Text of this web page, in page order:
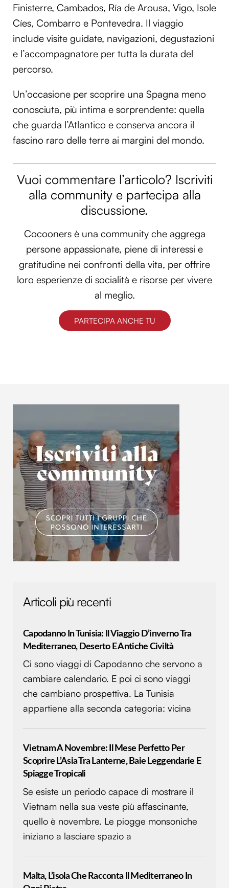
Utilizziamo i cookie per personalizzare contenuti ed
annunci, per fornire funzionalità dei social media e per
analizzare il nostro traffico. Condividiamo inoltre
informazioni sul modo in cui utilizzi il nostro sito con i
nostri partner che si occupano di analisi dei dati web,
pubblicità e social media, i quali potrebbero combinarle
raccolto dal tuo utilizzo dei loro servizi.
Finisterre, Cambados, Ría de Arousa, Vigo, Isole
Cíes, Combarro e Pontevedra. Il viaggio
include visite guidate, navigazioni, degustazioni
e l’accompagnatore per tutta la durata del
percorso.
Un’occasione per scoprire una Spagna meno
conosciuta, più intima e sorprendente: quella
che guarda l’Atlantico e conserva ancora il
fascino raro delle terre ai margini del mondo.
Vuoi commentare l’articolo? Iscriviti
alla community e partecipa alla
discussione.
Cocooners è una community che aggrega
persone appassionate, piene di interessi e
gratitudine nei confronti della vita, per offrire
loro esperienze di socialità e risorse per vivere
al meglio.
PARTECIPA ANCHE TU
Articoli più recenti
Capodanno In Tunisia: Il Viaggio D’inverno Tra
Mediterraneo, Deserto E Antiche Civiltà
Ci sono viaggi di Capodanno che servono a
cambiare calendario. E poi ci sono viaggi
che cambiano prospettiva. La Tunisia
appartiene alla seconda categoria: vicina
Vietnam A Novembre: Il Mese Perfetto Per
Scoprire L’Asia Tra Lanterne, Baie Leggendarie E
Spiagge Tropicali
Se esiste un periodo capace di mostrare il
Vietnam nella sua veste più affascinante,
quello è novembre. Le piogge monsoniche
iniziano a lasciare spazio a
Malta, L’isola Che Racconta Il Mediterraneo In